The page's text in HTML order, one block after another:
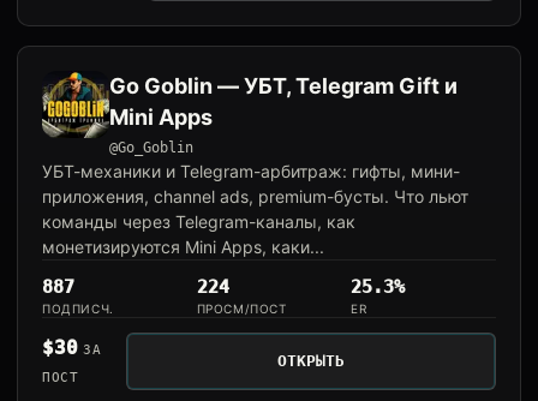
Go Goblin — УБТ, Telegram Gift и
Mini Apps
@Go_Goblin
УБТ-механики и Telegram-арбитраж: гифты, мини-
приложения, channel ads, premium-бусты. Что льют
команды через Telegram-каналы, как
монетизируются Mini Apps, каки...
887
ПОДПИСЧ.
224
ПРОСМ/ПОСТ
25.3%
ER
$30 ЗА
ПОСТ
ОТКРЫТЬ